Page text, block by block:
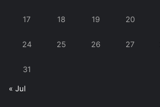
17 18 19 20
24 25 26 27
31
« Jul